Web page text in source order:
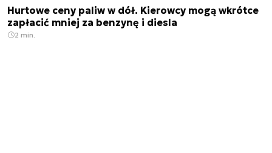
Hurtowe ceny paliw w dół. Kierowcy mogą wkrótce
zapłacić mniej za benzynę i diesla
2 min.